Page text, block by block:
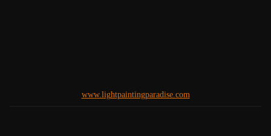
www.lightpaintingparadise.com